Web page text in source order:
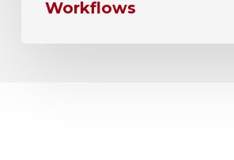
Workflows